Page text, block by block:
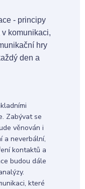
- principy
komunikaci,
hry
den a
Zabývat se
věnován i
a neverbální,
kontaktů a
budou dále
které